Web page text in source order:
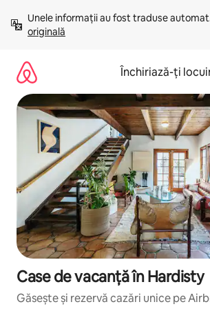
mergi
conținut
Unele informații au fost traduse
originală
Închiriază-ți
Case de vacanță în Hardisty
Găsește și rezervă cazări unice pe